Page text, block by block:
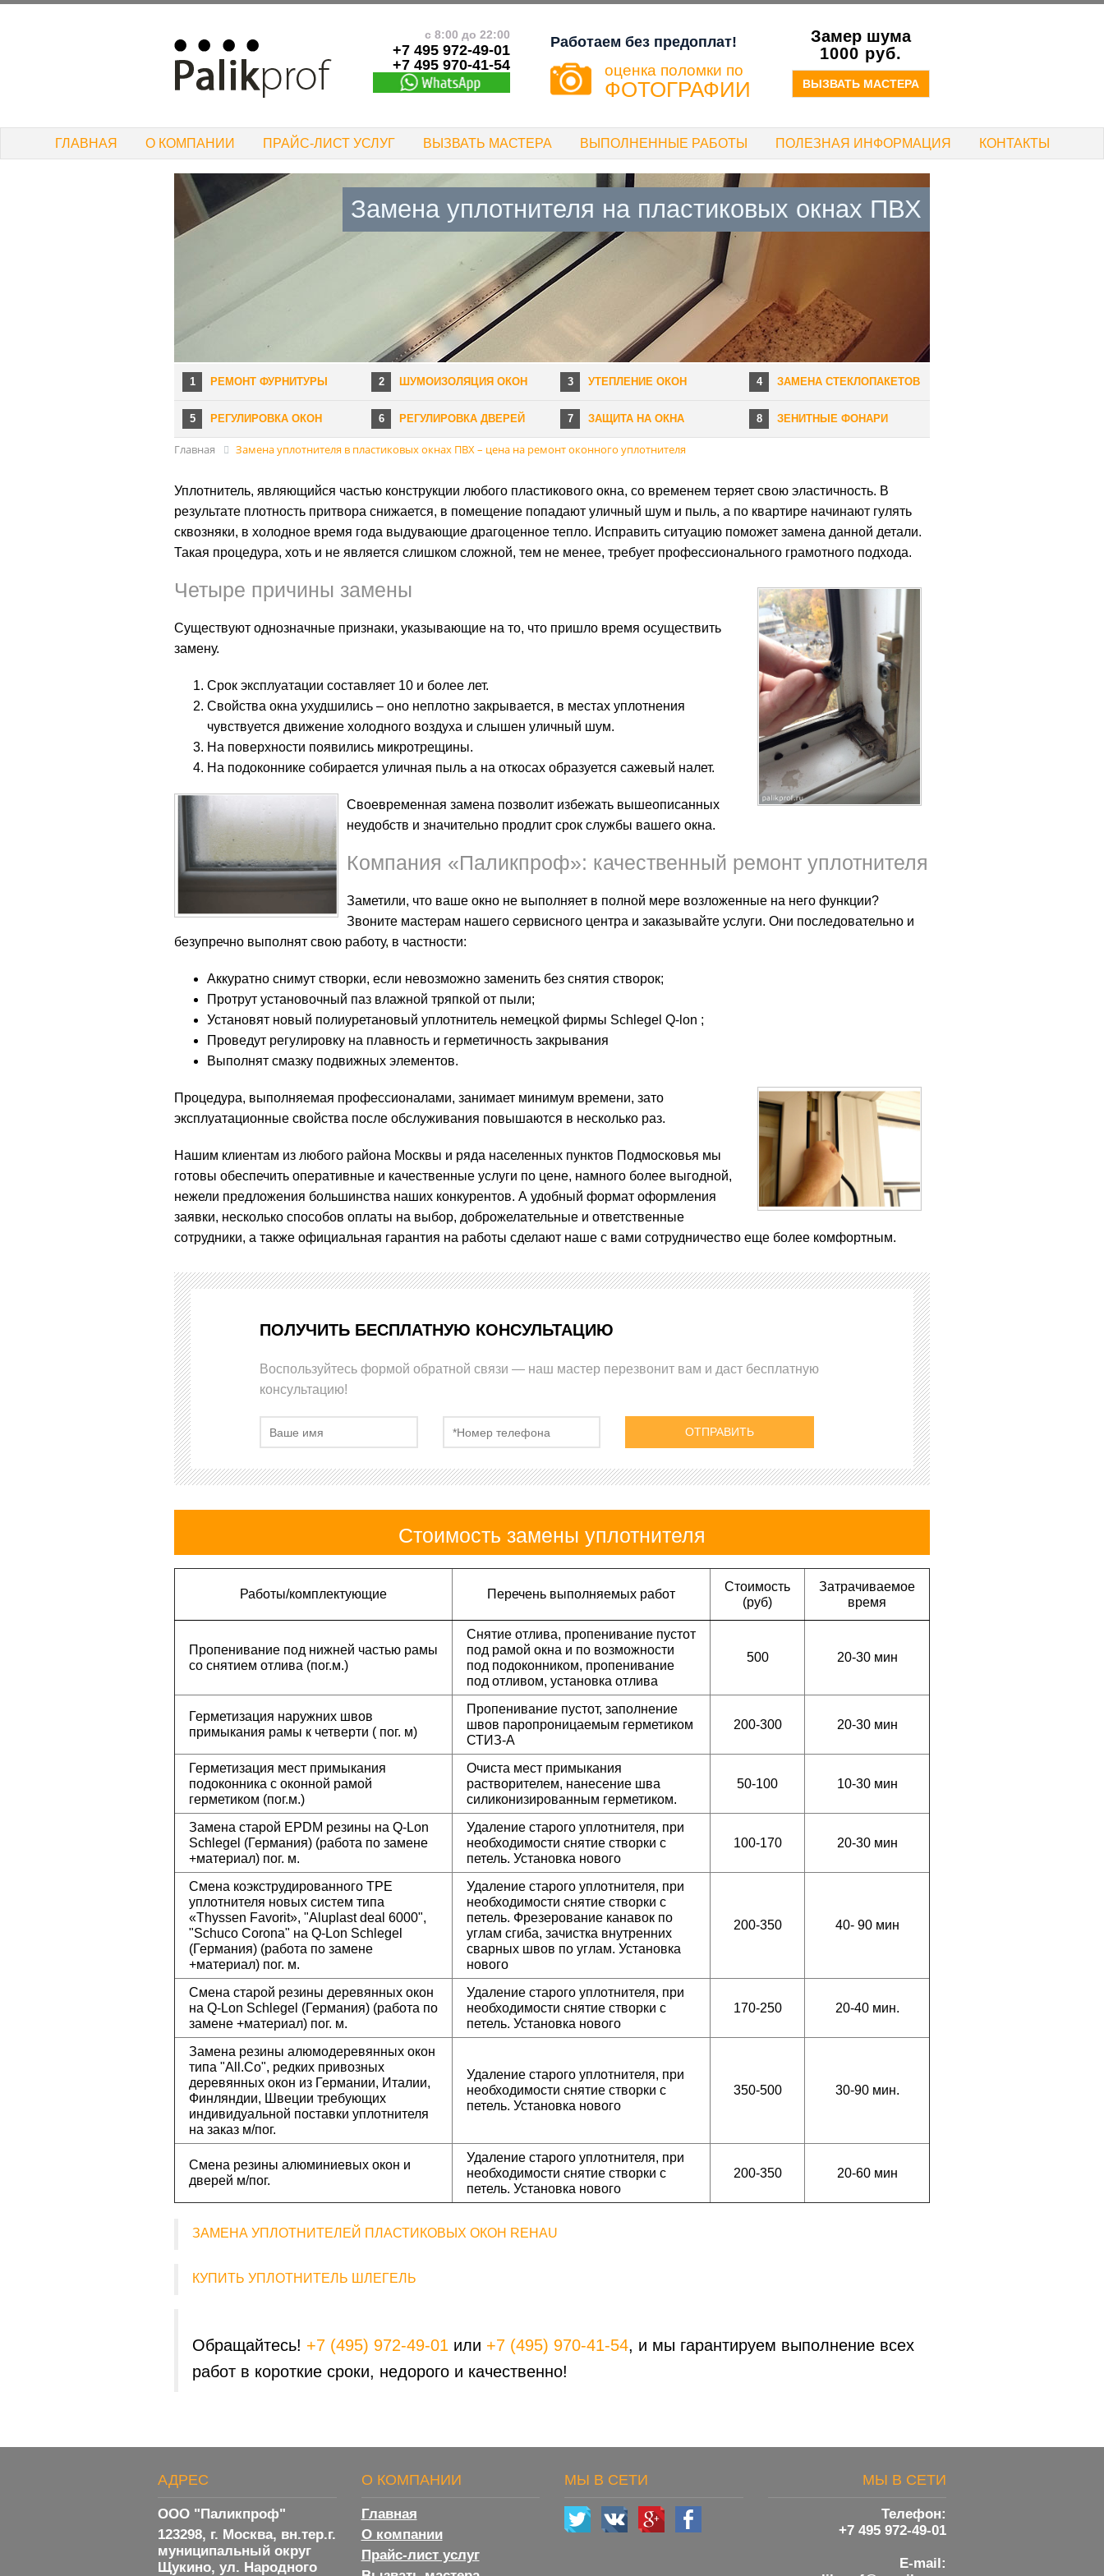
с 8:00 до 22:00
+7 495 972-49-01
+7 495 970-41-54
Работаем без предоплат!
оценка поломки по
ФОТОГРАФИИ
Замер шума
1000 руб.
ВЫЗВАТЬ МАСТЕРА
ГЛАВНАЯ О КОМПАНИИ ПРАЙС-ЛИСТ УСЛУГ ВЫЗВАТЬ МАСТЕРА ВЫПОЛНЕННЫЕ РАБОТЫ ПОЛЕЗНАЯ ИНФОРМАЦИЯ КОНТАКТЫ
Замена уплотнителя на пластиковых окнах ПВХ
1 РЕМОНТ ФУРНИТУРЫ 2 ШУМОИЗОЛЯЦИЯ ОКОН 3 УТЕПЛЕНИЕ ОКОН 4 ЗАМЕНА СТЕКЛОПАКЕТОВ
5 РЕГУЛИРОВКА ОКОН 6 РЕГУЛИРОВКА ДВЕРЕЙ 7 ЗАЩИТА НА ОКНА 8 ЗЕНИТНЫЕ ФОНАРИ
Главная Замена уплотнителя в пластиковых окнах ПВХ – цена на ремонт оконного уплотнителя
Уплотнитель, являющийся частью конструкции любого пластикового окна, со временем теряет свою эластичность. В
результате плотность притвора снижается, в помещение попадают уличный шум и пыль, а по квартире начинают гулять
сквозняки, в холодное время года выдувающие драгоценное тепло. Исправить ситуацию поможет замена данной детали.
Такая процедура, хоть и не является слишком сложной, тем не менее, требует профессионального грамотного подхода.
Четыре причины замены
Существуют однозначные признаки, указывающие на то, что пришло время осуществить
замену.
Срок эксплуатации составляет 10 и более лет.
Свойства окна ухудшились – оно неплотно закрывается, в местах уплотнения
чувствуется движение холодного воздуха и слышен уличный шум.
На поверхности появились микротрещины.
На подоконнике собирается уличная пыль а на откосах образуется сажевый налет.
Своевременная замена позволит избежать вышеописанных
неудобств и значительно продлит срок службы вашего окна.
Компания «Паликпроф»: качественный ремонт уплотнителя
Заметили, что ваше окно не выполняет в полной мере возложенные на него функции?
Звоните мастерам нашего сервисного центра и заказывайте услуги. Они последовательно и
безупречно выполнят свою работу, в частности:
Аккуратно снимут створки, если невозможно заменить без снятия створок;
Протрут установочный паз влажной тряпкой от пыли;
Установят новый полиуретановый уплотнитель немецкой фирмы Schlegel Q-lon ;
Проведут регулировку на плавность и герметичность закрывания
Выполнят смазку подвижных элементов.
Процедура, выполняемая профессионалами, занимает минимум времени, зато
эксплуатационные свойства после обслуживания повышаются в несколько раз.
Нашим клиентам из любого района Москвы и ряда населенных пунктов Подмосковья мы
готовы обеспечить оперативные и качественные услуги по цене, намного более выгодной,
нежели предложения большинства наших конкурентов. А удобный формат оформления
заявки, несколько способов оплаты на выбор, доброжелательные и ответственные
сотрудники, а также официальная гарантия на работы сделают наше с вами сотрудничество еще более комфортным.
ПОЛУЧИТЬ БЕСПЛАТНУЮ КОНСУЛЬТАЦИЮ
Воспользуйтесь формой обратной связи — наш мастер перезвонит вам и даст бесплатную
консультацию!
ОТПРАВИТЬ
Стоимость замены уплотнителя
Работы/комплектующие Перечень выполняемых работ
Стоимость
(руб)
Затрачиваемое
время
Пропенивание под нижней частью рамы
со снятием отлива (пог.м.)
Снятие отлива, пропенивание пустот
под рамой окна и по возможности
под подоконником, пропенивание
под отливом, установка отлива
500 20-30 мин
Герметизация наружних швов
примыкания рамы к четверти ( пог. м)
Пропенивание пустот, заполнение
швов паропроницаемым герметиком
СТИЗ-А
200-300 20-30 мин
Герметизация мест примыкания
подоконника с оконной рамой
герметиком (пог.м.)
Очиста мест примыкания
растворителем, нанесение шва
силиконизированным герметиком.
50-100 10-30 мин
Замена старой EPDM резины на Q-Lon
Schlegel (Германия) (работа по замене
+материал) пог. м.
Удаление старого уплотнителя, при
необходимости снятие створки с
петель. Установка нового
100-170 20-30 мин
Смена коэкструдированного TPE
уплотнителя новых систем типа
«Thyssen Favorit», "Aluplast deal 6000",
"Schuco Corona" на Q-Lon Schlegel
(Германия) (работа по замене
+материал) пог. м.
Удаление старого уплотнителя, при
необходимости снятие створки с
петель. Фрезерование канавок по
углам сгиба, зачистка внутренних
сварных швов по углам. Установка
нового
200-350 40- 90 мин
Смена старой резины деревянных окон
на Q-Lon Schlegel (Германия) (работа по
замене +материал) пог. м.
Удаление старого уплотнителя, при
необходимости снятие створки с
петель. Установка нового
170-250 20-40 мин.
Замена резины алюмодеревянных окон
типа "All.Co", редких привозных
деревянных окон из Германии, Италии,
Финляндии, Швеции требующих
индивидуальной поставки уплотнителя
на заказ м/пог.
Удаление старого уплотнителя, при
необходимости снятие створки с
петель. Установка нового
350-500 30-90 мин.
Смена резины алюминиевых окон и
дверей м/пог.
Удаление старого уплотнителя, при
необходимости снятие створки с
петель. Установка нового
200-350 20-60 мин
ЗАМЕНА УПЛОТНИТЕЛЕЙ ПЛАСТИКОВЫХ ОКОН REHAU
КУПИТЬ УПЛОТНИТЕЛЬ ШЛЕГЕЛЬ
Обращайтесь! +7 (495) 972-49-01 или +7 (495) 970-41-54, и мы гарантируем выполнение всех
работ в короткие сроки, недорого и качественно!
АДРЕС
ООО "Паликпроф"
123298, г. Москва, вн.тер.г.
муниципальный округ
Щукино, ул. Народного
О КОМПАНИИ
Главная
О компании
Прайс-лист услуг
МЫ В СЕТИ МЫ В СЕТИ
Телефон:
+7 495 972-49-01
E-mail: